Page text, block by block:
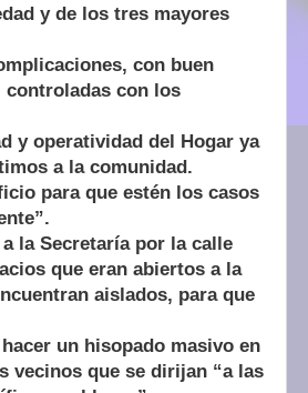
y de los tres mayores
con buen
controladas con los
y operatividad del Hogar ya
a la comunidad.
para que estén los casos
la Secretaría por la calle
que eran abiertos a la
aislados, para que
un hisopado masivo en
vecinos que se dirijan “a las